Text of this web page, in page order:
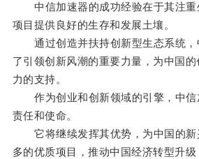
中信加速器的成功经验在于其注重
项目提供良好的生存和发展土壤。
通过创造并扶持创新型生态系统，
了引领创新风潮的重要力量，为中国
力的支持。
作为创业和创新领域的引擎，中信
责任和使命。
它将继续发挥其优势，为中国的新
多的优质项目，推动中国经济转型升级